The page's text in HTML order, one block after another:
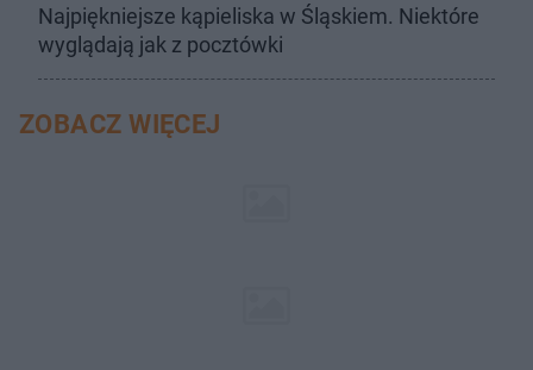
Najpiękniejsze kąpieliska w Śląskiem. Niektóre
wyglądają jak z pocztówki
ZOBACZ WIĘCEJ